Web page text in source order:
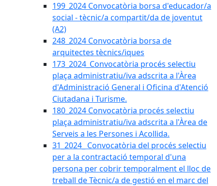
199_2024 Convocatòria borsa d'educador/a
social - tècnic/a compartit/da de joventut
(A2)
248_2024 Convocatòria borsa de
arquitectes tècnics/iques
173_2024_Convocatòria procés selectiu
plaça administratiu/iva adscrita a l'Àrea
d'Administració General i Oficina d'Atenció
Ciutadana i Turisme.
180_2024 Convocatòria procés selectiu
plaça administratiu/iva adscrita a l'Àrea de
Serveis a les Persones i Acollida.
31_2024_ Convocatòria del procés selectiu
per a la contractació temporal d'una
persona per cobrir temporalment el lloc de
treball de Tècnic/a de gestió en el marc del